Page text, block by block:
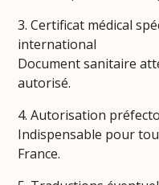
3. Certificat médical
international
Document sanitaire
autorisé.
4. Autorisation
Indispensable pour
France.